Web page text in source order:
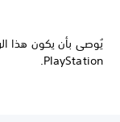
يُوصى بأن يكون هذا
PlayStation.